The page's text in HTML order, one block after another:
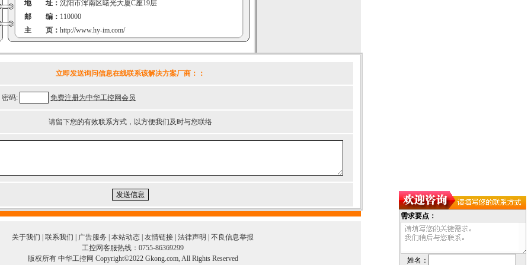
地 址： 沈阳市浑南区曙光大厦C座19层
邮 编： 110000
主 页： http://www.hy-im.com/
立即发送询问信息在线联系该解决方案厂商： ：
密码: 免费注册为中华工控网会员
请留下您的有效联系方式，以方便我们及时与您联络
关于我们 联系我们 广告服务 本站动态 友情链接 法律声明
不良信息举报
工控网客服热线：0755-86369299
版权所有 中华工控网 Copyright©2022 Gkong.com, All Rights Reserved